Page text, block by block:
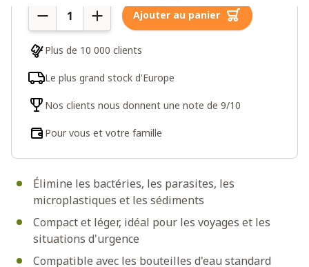
Élimine les bactéries, les parasites, les
microplastiques et les sédiments
Compact et léger, idéal pour les voyages et les
situations d'urgence
Compatible avec les bouteilles d'eau standard
Quantité Ajouter au panier
Plus de 10 000 clients
Le plus grand stock d'Europe
Nos clients nous donnent une note de 9/10
Pour vous et votre famille